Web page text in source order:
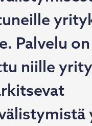
Palvelu on
niille